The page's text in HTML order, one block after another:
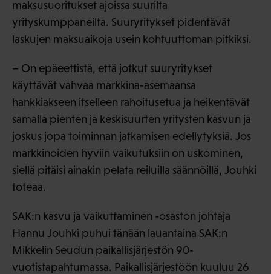
maksusuoritukset ajoissa suurilta
yrityskumppaneilta. Suuryritykset pidentävät
laskujen maksuaikoja usein kohtuuttoman pitkiksi.
– On epäeettistä, että jotkut suuryritykset
käyttävät vahvaa markkina-asemaansa
hankkiakseen itselleen rahoitusetua ja heikentävät
samalla pienten ja keskisuurten yritysten kasvun ja
joskus jopa toiminnan jatkamisen edellytyksiä. Jos
markkinoiden hyviin vaikutuksiin on uskominen,
siellä pitäisi ainakin pelata reiluilla säännöillä, Jouhki
toteaa.
SAK:n kasvu ja vaikuttaminen -osaston johtaja
Hannu Jouhki puhui tänään lauantaina SAK:n
Mikkelin Seudun paikallisjärjestön 90-
vuotistapahtumassa. Paikallisjärjestöön kuuluu 26